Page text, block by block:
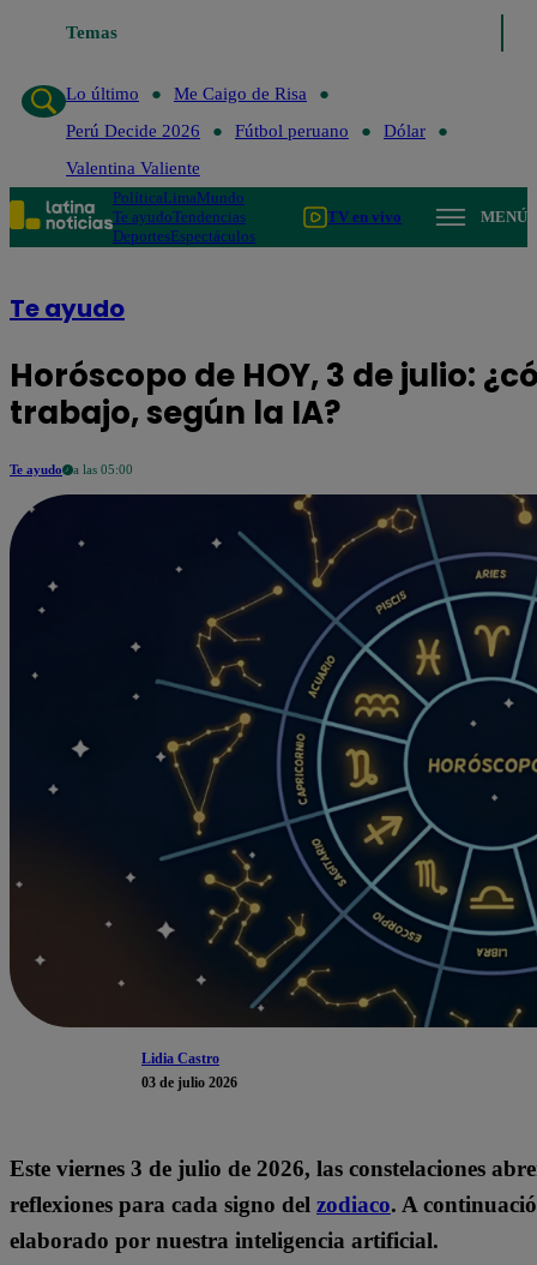
Temas
Lo último
Me Caigo de Risa
Perú Decide 2026
Fútbol peruano
Dólar
Valentina Valiente
PolíticaLimaMundo
Te ayudoTendencias
DeportesEspectáculos
TV en vivo MENÚ
Te ayudo
Horóscopo de HOY, 3 de julio:
trabajo, según la IA?
Te ayudo a las 05:00
Lidia Castro
03 de julio 2026
Este viernes 3 de julio de 2026, las constelaciones
reflexiones para cada signo del zodiaco. A
elaborado por nuestra inteligencia artificial.